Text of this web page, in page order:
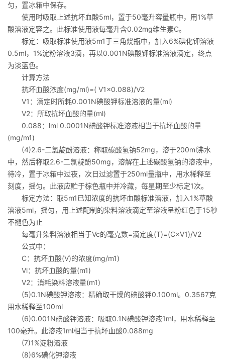
匀，置冰箱中保存。
使用时吸取上述抗坏血酸5ml，置于50毫升容量瓶中，用1%草
酸溶液定容之。此标准使用液每毫升含0.02mg维生素C。
标定：吸取标准使用液5m1于三角烧瓶中，加入6%碘化钾溶液
0.5ml，1%淀粉溶液3滴，再以0.001N碘酸钾标准溶液滴定，终点
为淡蓝色。
计算方法
抗坏血酸浓度(mg/ml)=( V1×0.088)/V2
V1：滴定时所耗0.001N碘酸钾标准溶液的量(ml)
V2：所取抗坏血酸的量(ml)
0.088：lml 0.0001N碘酸钾标准溶液相当于抗坏血酸的量
(mg/m1)
(4)2.6-二氯靛酚溶液：称取碳酸氢钠52mg，溶于200ml沸水
中，然后称取2.6-二氯靛酚50mg，溶解在上述碳酸氢钠的溶液中，
待冷，置于冰箱中过夜，次日过滤置于250ml量瓶中，用水稀释至
刻度，摇匀。此液应贮于棕色瓶中并冷藏，每星期至少标定1次。
标定方法：取5m1已知浓度的抗坏血酸标准溶液，加入1%草酸
溶液5ml，摇匀，用上述配制的染料溶液滴定至溶液呈粉红色于15秒
不褪色为止
每毫升染料溶液相当于Vc的毫克数=滴定度(T)=(C×V1)/V2
公式中：
C：抗坏血酸(V)的浓度(mg/m1)
Vl：抗坏血酸的量(m1)
V2：消耗染料溶液量(m1)
(5)0.1N碘酸钾溶液：精确取干燥的碘酸钾0.100ml。0.3567克
用水稀释至100ml
(6)0.001N碘酸钾溶液：吸取0.1N碘酸钾溶液1ml，用水稀释至
100毫升。此溶液1ml相当于抗坏血酸0.088mg
(7)1%淀粉溶液
(8)6%碘化钾溶液